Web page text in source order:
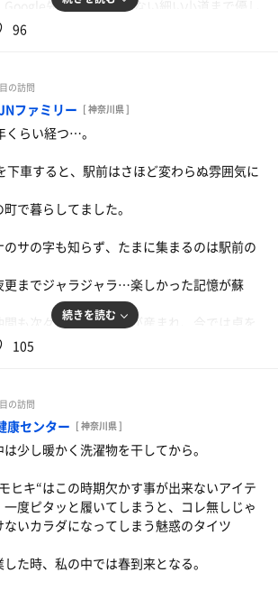
豆腐のシミシミおでん。
しプラス思考になる。
だけでしょ？って事だけではありません。
ビューしたのはつい先日の事。西の聖地、
角い室内、ゴーーッとスチーム音。顔面、
んだ熊本の塩。
ングも全く違う感じだけど、コレはコレで
貸切。同志、現れず。。
えはいけません。謙虚に、柔軟に。
ばん大事〜♪ 懐かしい。
事。
ル大、追加メガハイのルーティン♪
のおすすめ、「胡瓜とメンマの痺れ和え」
と効き、ビールのアテにはもってこいのAラ
やつ）。
リポリしながらピコピコと投稿に備える。
うにやってきた男性店員サンからの閉店のコ
士なお一人様席に座り、じっくりと蒸され
ワと噴き出る汗、昨夜の酒とともに出し切
ものが今日はあった。
と狭いサ室を独占。少し明るいがテレビも無
合うにはもってこいの環境。
い大浴場に隣接する1/4程のコンパクトサイ
程、深さはしっかりある。
3セット。
、頭からバシャバシャと屈んで汗を流す。
体を沈め、時間が経って冷静になると後悔
る。
に地べたに座る。
い静まり返る空間に最後はなった。
部屋、また来よう。
ール1杯。
そっと持ってきてくれた。ありがと♪
グビ飲み。
Google先生は私が知らない細い小道まで優し
。「さがみ野」駅前まで来たら案内はスト
ぎに入館。
コカードを出し「入館のみで」と常連の様
まだビギナー。
しっかり身を清め、向かうは草津の湯。目
薬湯チンピリ♪
なかこないなぁと思ったら、ソレはジワジ
た。
心躍る。
段の角に着席。ドッと出る汗と共に熱いも
。
サ室は循環。テレビの音も今日はさほど気に
なこんなの計5セット。
は備え付けのもの。
面にヘアトニックを塗りたくってしまった
ゃいますので、私も慎重にならざるをえま
クトしています！）
しかない！
るじゃん」とかツッコミはナシでお願い致
96
の訪問
ファミリー [ 神奈川県 ]
くらい経つ…。
下車すると、駅前はさほど変わらぬ雰囲気に
で暮らしてました。
のサの字も知らず、たまに集まるのは駅前の
更までジャラジャラ…楽しかった記憶が蘇
間も次々と結婚し子供が産まれ、今では卓を
なった。
ックに通い『チャンピックス』を処方さ
家にもなった思い入れのある土地、相模
には目もくれず、長浜、村田屋、たまに壱
大好きだったなぁ。
べるなら昼限定、特別な日に限り食べると決
ン。
んな日（ハードルは低めに設定）
すった後は、腹ごなしのウォーキング。14
続きを読む
105
の訪問
康センター [ 神奈川県 ]
少し暖かく洗濯物を干してから。
ヒキ“はこの時期欠かす事が出来ないアイテ
一度ピタッと履いてしまうと、コレ無しじゃ
ないカラダになってしまう魅惑のタイツ
た時、私の中では春到来となる。